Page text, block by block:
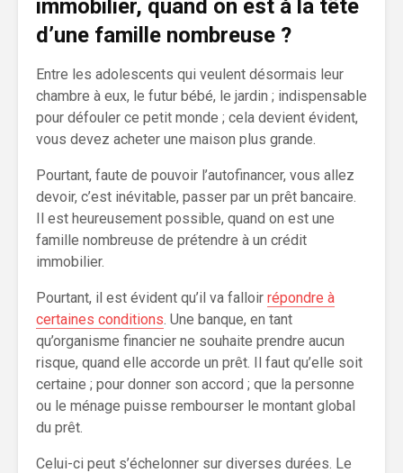
immobilier, quand on est à la tête
d’une famille nombreuse ?
Entre les adolescents qui veulent désormais leur
chambre à eux, le futur bébé, le jardin ; indispensable
pour défouler ce petit monde ; cela devient évident,
vous devez acheter une maison plus grande.
Pourtant, faute de pouvoir l’autofinancer, vous allez
devoir, c’est inévitable, passer par un prêt bancaire.
Il est heureusement possible, quand on est une
famille nombreuse de prétendre à un crédit
immobilier.
Pourtant, il est évident qu’il va falloir répondre à
certaines conditions . Une banque, en tant
qu’organisme financier ne souhaite prendre aucun
risque, quand elle accorde un prêt. Il faut qu’elle soit
certaine ; pour donner son accord ; que la personne
ou le ménage puisse rembourser le montant global
du prêt.
Celui-ci peut s’échelonner sur diverses durées. Le